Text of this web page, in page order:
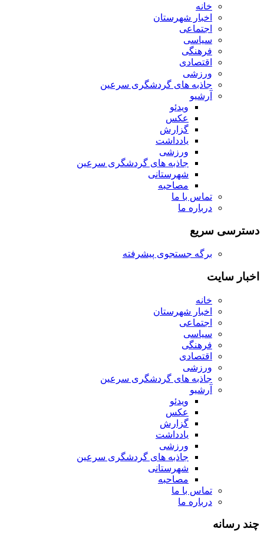
خانه
اخبار شهرستان
اجتماعی
سیاسی
فرهنگی
اقتصادی
ورزشی
جاذبه های گردشگری سرعین
آرشیو
ویدئو
عکس
گزارش
یادداشت
ورزشی
جاذبه های گردشگری سرعین
شهرستانی
مصاحبه
تماس با ما
درباره ما
دسترسی سریع
برگه جستجوی پیشرفته
اخبار سایت
خانه
اخبار شهرستان
اجتماعی
سیاسی
فرهنگی
اقتصادی
ورزشی
جاذبه های گردشگری سرعین
آرشیو
ویدئو
عکس
گزارش
یادداشت
ورزشی
جاذبه های گردشگری سرعین
شهرستانی
مصاحبه
تماس با ما
درباره ما
چند رسانه